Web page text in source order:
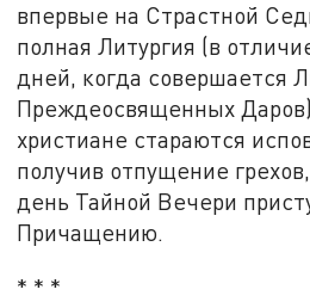
впервые на Страстной
полная Литургия (в
дней, когда совершается
Преждеосвященных
христиане стараются
получив отпущение
день Тайной Вечери
Причащению.
* * *